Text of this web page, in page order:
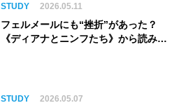
STUDY 2026.05.11
フェルメールにも“挫折”があった？
《ディアナとニンフたち》から読み解
STUDY 2026.05.07